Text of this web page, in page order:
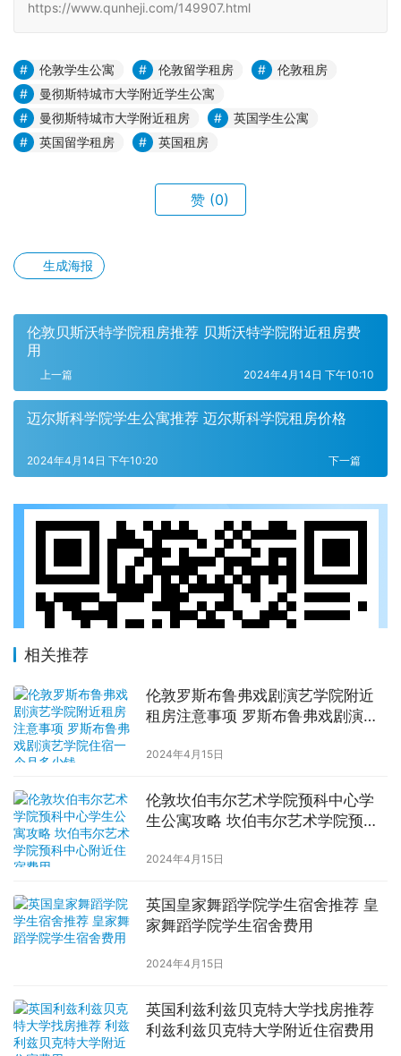
https://www.qunheji.com/149907.html
伦敦学生公寓 伦敦留学租房
伦敦租房
曼彻斯特城市大学附近学生公寓
曼彻斯特城市大学附近租房
英国学生公寓
英国留学租房
英国租房
赞 (0)
生成海报
伦敦贝斯沃特学院租房推荐 贝斯沃特学院附近租房费
用
上一篇 2024年4月14日 下午10:10
迈尔斯科学院学生公寓推荐 迈尔斯科学院租房价格
下一篇
2024年4月14日 下午10:20
相关推荐
伦敦罗斯布鲁弗戏剧演艺学院附近
租房注意事项 罗斯布鲁弗戏剧演艺
2024年4月15日
伦敦坎伯韦尔艺术学院预科中心学
生公寓攻略 坎伯韦尔艺术学院预科
2024年4月15日
英国皇家舞蹈学院学生宿舍推荐 皇
家舞蹈学院学生宿舍费用
2024年4月15日
英国利兹利兹贝克特大学找房推荐
利兹利兹贝克特大学附近住宿费用